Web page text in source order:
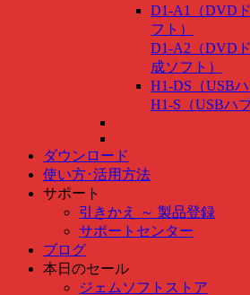
D1-A1（DVD
フト）
D1-A2（DVD
成ソフト）
H1-DS（USB
H1-S（USBハ
ダウンロード
使い方･活用方法
サポート
引きかえ ～ 製品登録
サポートセンター
ブログ
本日のセール
ジェムソフトストア